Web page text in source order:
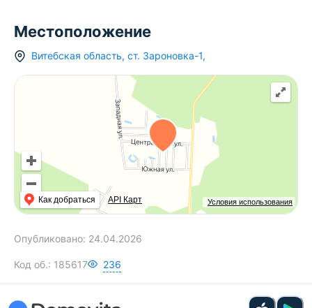
Местоположение
Витебская область, ст. Зароновка-1,
Условия использования
Как добраться API Карт
Опубликовано: 24.04.2026
Код об.: 185617 236